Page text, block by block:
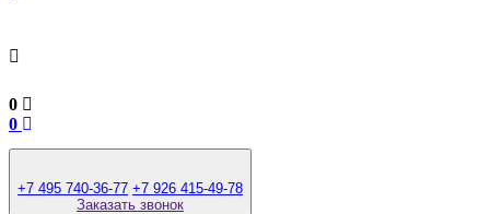
0
0
+7 495 740-36-77 +7 926 415-49-78
Заказать звонок